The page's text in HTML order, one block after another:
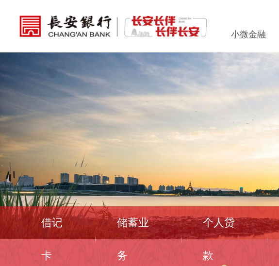
小微金融
借记
卡
储蓄业
务
个人贷
款